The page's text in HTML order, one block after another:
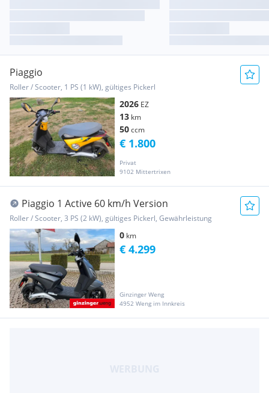
Piaggio
Roller / Scooter, 1 PS (1 kW), gültiges Pickerl
2026 EZ
13 km
50ccm
Privat
9102 Mittertrixen
€ 1.800
Piaggio 1 Active 60 km/h Version
Roller / Scooter, 3 PS (2 kW), gültiges Pickerl, Gewährleistung
0 km
Ginzinger Weng
4952 Weng im Innkreis
€ 4.299